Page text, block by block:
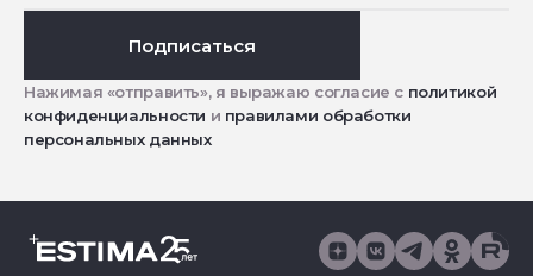
Подписаться
Нажимая «отправить», я выражаю согласие с политикой
конфиденциальности и правилами обработки
персональных данных